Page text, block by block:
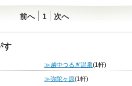
前へ 1 次へ
す
≫越中つるぎ温泉(1軒)
≫弥陀ヶ原(1軒)